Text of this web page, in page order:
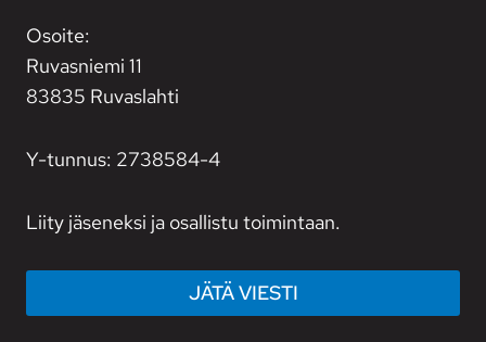
Osoite:
Ruvasniemi 11
83835 Ruvaslahti
Y-tunnus: 2738584-4
Liity jäseneksi ja osallistu toimintaan.
JÄTÄ VIESTI